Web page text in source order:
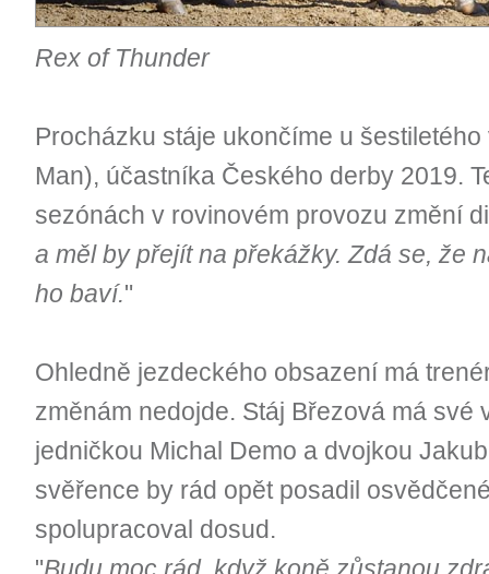
Rex of Thunder
Procházku stáje ukončíme u
Man), účastníka Českého derby 2019.
sezónách v rovinovém provozu změní
a měl by přejít na překážky. Zdá se, že
ho baví."
Ohledně jezdeckého obsazení má
změnám nedojde. Stáj Březová má své
jedničkou Michal Demo a dvojkou
svěřence by rád opět posadil
spolupracoval dosud.